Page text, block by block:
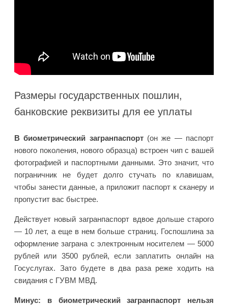
Размеры государственных пошлин,
банковские реквизиты для ее уплаты
В биометрический загранпаспорт(он же — паспорт
нового поколения, нового образца) встроен чип с вашей
фотографией и паспортными данными. Это значит, что
пограничник не будет долго стучать по клавишам,
чтобы занести данные, а приложит паспорт к сканеру и
пропустит вас быстрее.
Действует новый загранпаспорт вдвое дольше старого
— 10 лет, а еще в нем больше страниц. Госпошлина за
оформление заграна с электронным носителем — 5000
рублей или 3500 рублей, если заплатить онлайн на
Госуслугах. Зато будете в два раза реже ходить на
свидания с ГУВМ МВД.
Минус: в биометрический загранпаспорт нельзя